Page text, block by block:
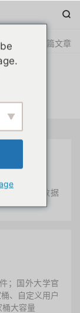

共 1 篇文章
学术文献数据
；国外大学官
、自定义用户
大容量